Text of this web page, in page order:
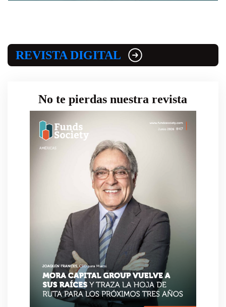
REVISTA DIGITAL
No te pierdas nuestra revista